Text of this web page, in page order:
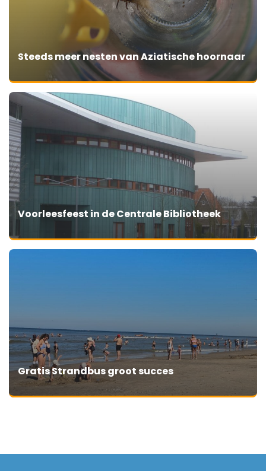
Steeds meer nesten van Aziatische hoornaar
Voorleesfeest in de Centrale Bibliotheek
Gratis Strandbus groot succes